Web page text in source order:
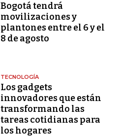
Bogotá tendrá
movilizaciones y
plantones entre el 6 y el
8 de agosto
TECNOLOGÍA
Los gadgets
innovadores que están
transformando las
tareas cotidianas para
los hogares